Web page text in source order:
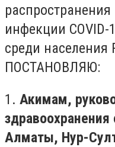
инфекции COVID-
среди населения
ПОСТАНОВЛЯЮ:
1. Акимам,
здравоохранения
Алматы, Нур-